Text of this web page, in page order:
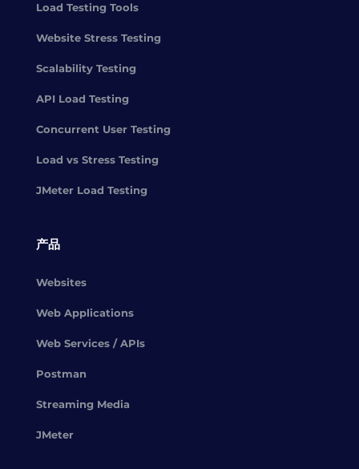
Load Testing Tools
Website Stress Testing
Scalability Testing
API Load Testing
Concurrent User Testing
Load vs Stress Testing
JMeter Load Testing
产品
Websites
Web Applications
Web Services / APIs
Postman
Streaming Media
JMeter